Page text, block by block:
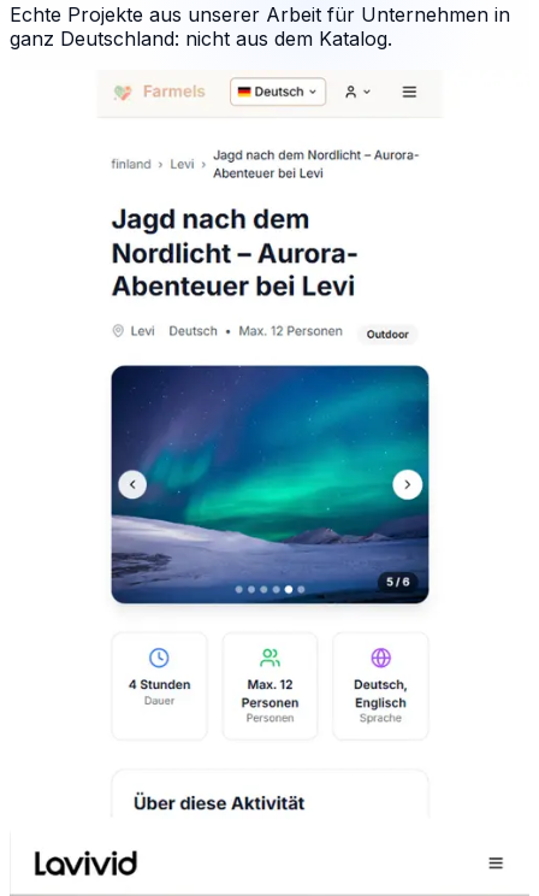
Echte Projekte aus unserer Arbeit für Unternehmen in
ganz Deutschland: nicht aus dem Katalog.